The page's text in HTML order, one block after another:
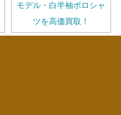
モデル・白半袖ポロシャ
ツを高価買取！